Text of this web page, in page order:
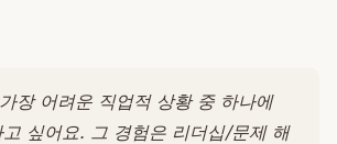
장 어려운 직업적 상황 중 하나에
싶어요. 그 경험은 리더십/문제 해